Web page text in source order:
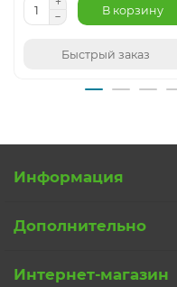
В корзину
Быстрый заказ
Информация
Дополнительно
Интернет-магазин